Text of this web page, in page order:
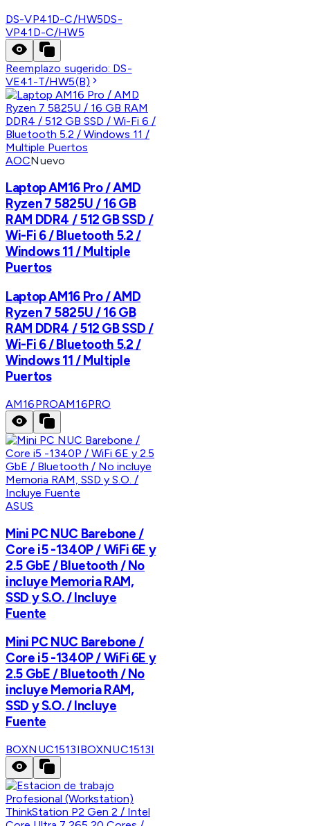
DS-VP41D-C/HW5DS-
VP41D-C/HW5
Reemplazo sugerido: DS-
VE41-T/HW5(B)
AOCNuevo
Laptop AM16 Pro / AMD
Ryzen 7 5825U / 16 GB
RAM DDR4 / 512 GB SSD /
Wi-Fi 6 / Bluetooth 5.2 /
Windows 11 / Multiple
Puertos
Laptop AM16 Pro / AMD
Ryzen 7 5825U / 16 GB
RAM DDR4 / 512 GB SSD /
Wi-Fi 6 / Bluetooth 5.2 /
Windows 11 / Multiple
Puertos
AM16PROAM16PRO
ASUS
Mini PC NUC Barebone /
Core i5 -1340P / WiFi 6E y
2.5 GbE / Bluetooth / No
incluye Memoria RAM,
SSD y S.O. / Incluye
Fuente
Mini PC NUC Barebone /
Core i5 -1340P / WiFi 6E y
2.5 GbE / Bluetooth / No
incluye Memoria RAM,
SSD y S.O. / Incluye
Fuente
BOXNUC1513IBOXNUC1513I